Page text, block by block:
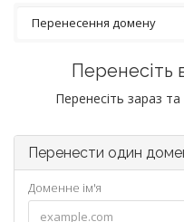
Перенесіть
Перенесіть зараз
Перенести один
Доменне ім'я